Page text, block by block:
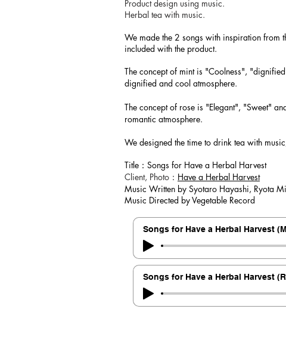
Product design using music.
Herbal tea with music.
We made the 2 songs with inspiration from
included with the product.
The concept of mint is "Coolness",
dignified and cool atmosphere.
The concept of rose is "Elegant", "Sweet"
romantic atmosphere.
We designed the time to drink tea with
Title：Songs for Have a Herbal Harvest
Client, Photo： Have a Herbal Harvest
Music Written by Syotaro Hayashi, Ryota
Music Directed by Vegetable Record
Songs for Have a Herbal Harvest
Songs for Have a Herbal Harvest